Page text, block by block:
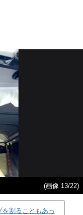
(画像 13/22)
を割ることもあっ